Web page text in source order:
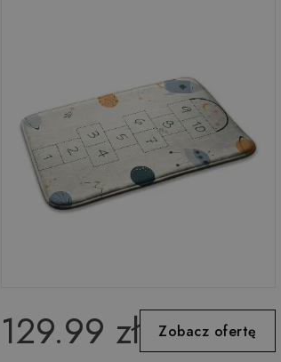
129.99 zł Zobacz ofertę